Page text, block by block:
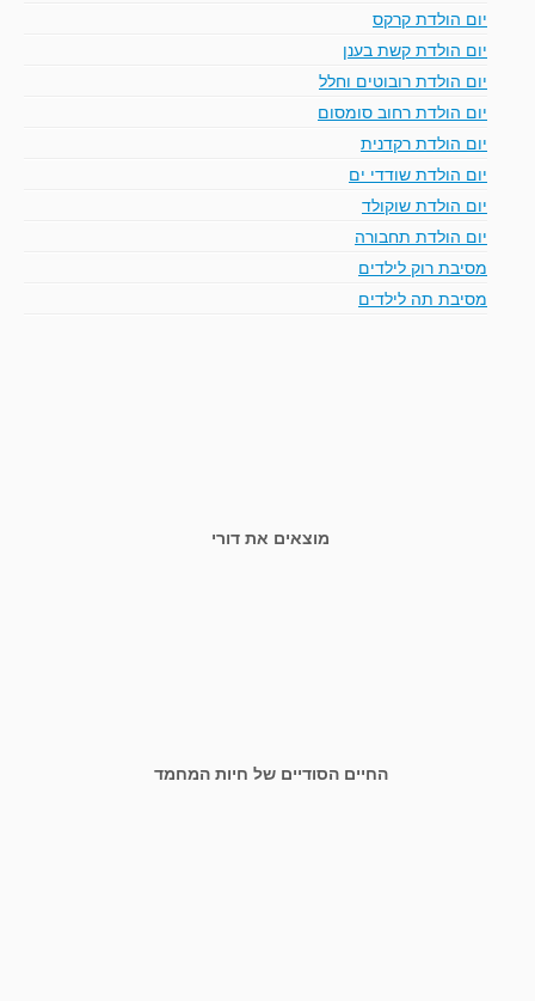
יום הולדת קרקס
יום הולדת קשת בענן
יום הולדת רובוטים וחלל
יום הולדת רחוב סומסום
יום הולדת רקדנית
יום הולדת שודדי ים
יום הולדת שוקולד
יום הולדת תחבורה
מסיבת רוק לילדים
מסיבת תה לילדים
מוצאים את דורי
החיים הסודיים של חיות המחמד